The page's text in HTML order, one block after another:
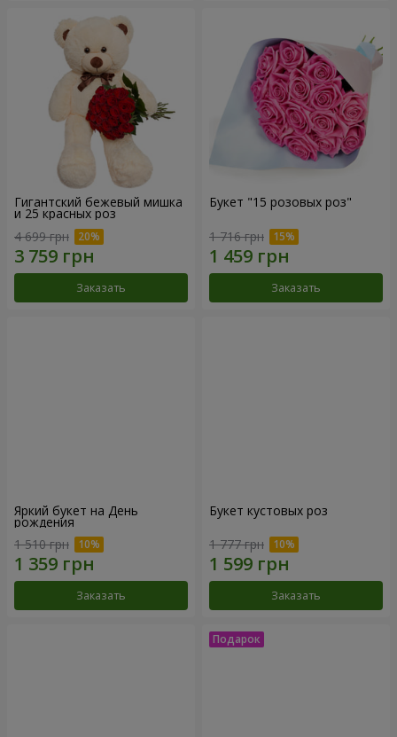
Гигантский бежевый мишка
и 25 красных роз
4 699 грн
Заказать
Букет "15 розовых роз"
1 716 грн
Заказать
Яркий букет на День
рождения
1 510 грн
Заказать
Букет кустовых роз
1 777 грн
Заказать